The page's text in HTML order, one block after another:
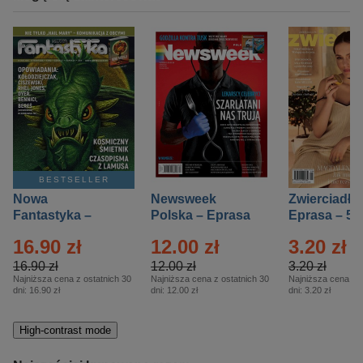
BESTSELLER
Nowa
Fantastyka –
16.90 zł
16.90 zł
Najniższa cena z ostatnich 30
dni: 16.90 zł
Newsweek
Polska – Eprasa
12.00 zł
12.00 zł
Najniższa cena z ostatnich 30
dni: 12.00 zł
Zwierciadło
Eprasa – 5/
3.20 zł
3.20 zł
Najniższa cena z
dni: 3.20 zł
High-contrast mode